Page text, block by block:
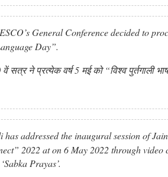
General Conference decided to
Day”.
ने प्रत्येक वर्ष 5 मई को “विश्व पुर्तगाली
addressed the inaugural session of
2022 at on 6 May 2022 through video
Prayas’.